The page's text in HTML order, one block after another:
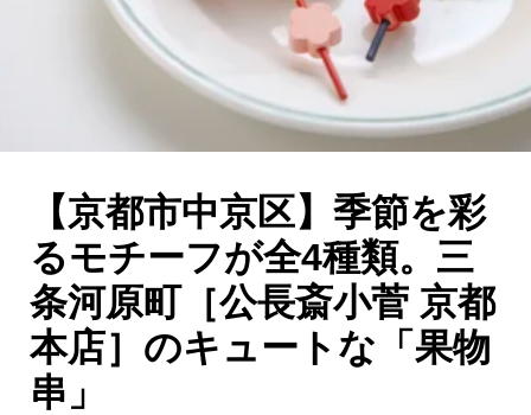
NEW OPEN
CULTURE
ABOUT US
Instagram
チケットプレゼント応募
【京都市中京区】季節を彩
るモチーフが全4種類。三
条河原町［公長斎小菅 京都
本店］のキュートな「果物
串」